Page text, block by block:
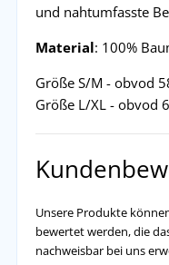
und nahtumfasste
Material: 100%
Größe S/M - obvod
Größe L/XL - obvod
Unsere Produkte
bewertet werden, die
nachweisbar bei uns